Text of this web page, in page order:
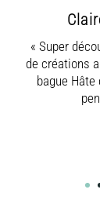
« Super
de créations
bague